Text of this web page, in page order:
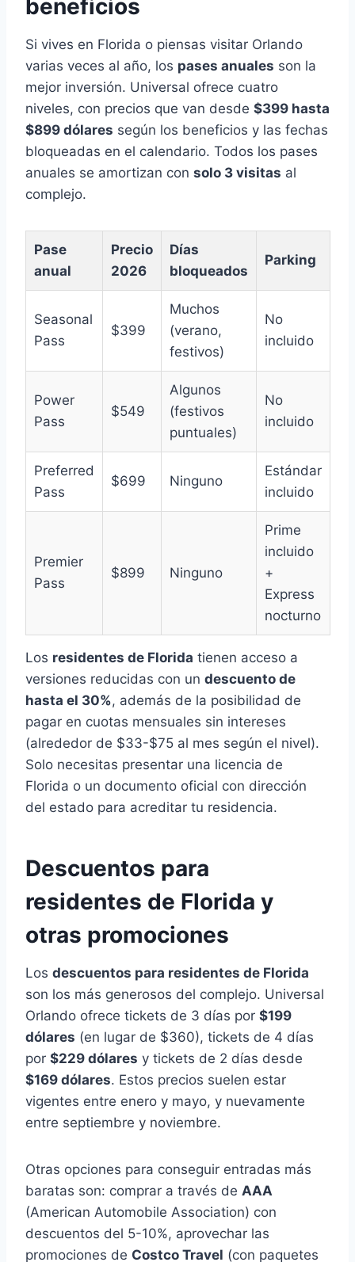
beneficios
Si vives en Florida o piensas visitar Orlando
varias veces al año, los pases anuales son la
mejor inversión. Universal ofrece cuatro
niveles, con precios que van desde $399 hasta
$899 dólares según los beneficios y las fechas
bloqueadas en el calendario. Todos los pases
anuales se amortizan con solo 3 visitas al
complejo.
Pase
anual
Precio
2026
Días
bloqueados
Parking
Seasonal
Pass
$399
Muchos
(verano,
festivos)
No
incluido
Power
Pass
$549
Algunos
(festivos
puntuales)
No
incluido
Preferred
Pass
$699 Ninguno
Estándar
incluido
Premier
Pass
$899 Ninguno
Prime
incluido
+
Express
nocturno
Los residentes de Florida tienen acceso a
versiones reducidas con un descuento de
hasta el 30%, además de la posibilidad de
pagar en cuotas mensuales sin intereses
(alrededor de $33-$75 al mes según el nivel).
Solo necesitas presentar una licencia de
Florida o un documento oficial con dirección
del estado para acreditar tu residencia.
Descuentos para
residentes de Florida y
otras promociones
Los descuentos para residentes de Florida
son los más generosos del complejo. Universal
Orlando ofrece tickets de 3 días por $199
dólares (en lugar de $360), tickets de 4 días
por $229 dólares y tickets de 2 días desde
$169 dólares. Estos precios suelen estar
vigentes entre enero y mayo, y nuevamente
entre septiembre y noviembre.
Otras opciones para conseguir entradas más
baratas son: comprar a través de AAA
(American Automobile Association) con
descuentos del 5-10%, aprovechar las
promociones de Costco Travel (con paquetes